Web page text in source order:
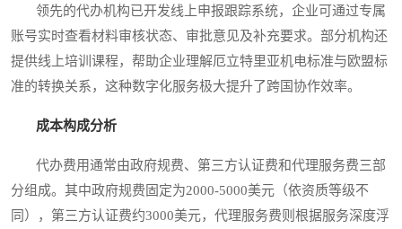
领先的代办机构已开发线上申报跟踪系统，企业可通过专属
账号实时查看材料审核状态、审批意见及补充要求。部分机构还
提供线上培训课程，帮助企业理解厄立特里亚机电标准与欧盟标
准的转换关系，这种数字化服务极大提升了跨国协作效率。
成本构成分析
代办费用通常由政府规费、第三方认证费和代理服务费三部
分组成。其中政府规费固定为2000-5000美元（依资质等级不
同），第三方认证费约3000美元，代理服务费则根据服务深度浮